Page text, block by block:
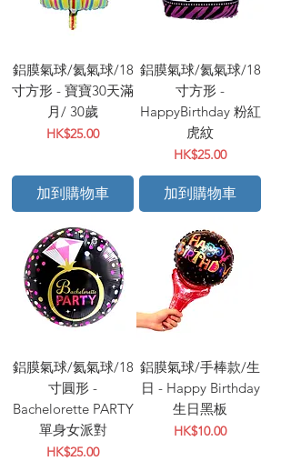
鋁膜氣球/氦氣球/18
寸方形 - 寶寶30天滿
月/ 30歲
價格
HK$25.00
加到購物車
鋁膜氣球/氦氣球/18
寸方形 -
HappyBirthday 粉紅
虎紋
價格
HK$25.00
加到購物車
鋁膜氣球/氦氣球/18
寸圓形 -
Bachelorette PARTY
單身女派對
價格
HK$25.00
鋁膜氣球/手棒款/生
日 - Happy Birthday
生日黑板
價格
HK$10.00